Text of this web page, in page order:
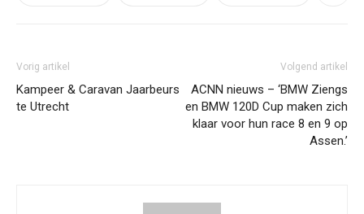
Vorig artikel
Kampeer & Caravan Jaarbeurs
te Utrecht
Volgend artikel
ACNN nieuws – ‘BMW Ziengs
en BMW 120D Cup maken zich
klaar voor hun race 8 en 9 op
Assen.’